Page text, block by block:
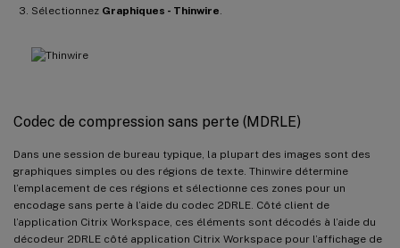
Sélectionnez Graphiques - Thinwire
Codec de compression sans perte (MDRLE)
Dans une session de bureau typique, la plupart des images sont des
graphiques simples ou des régions de texte. Thinwire détermine
l’emplacement de ces régions et sélectionne ces zones pour un
encodage sans perte à l’aide du codec 2DRLE. Côté client de
l’application Citrix Workspace, ces éléments sont décodés à l’aide du
décodeur 2DRLE côté application Citrix Workspace pour l’affichage de